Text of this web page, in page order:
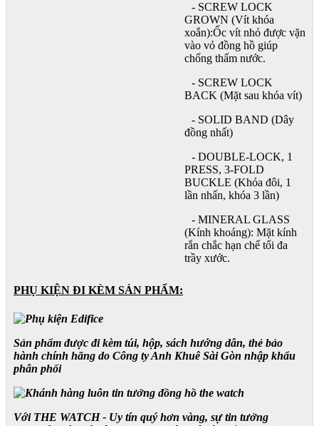
- SCREW LOCK
GROWN (Vít khóa
xoắn):Ốc vít nhỏ được vặn
vào vỏ đồng hồ giúp
chống thấm nước.
- SCREW LOCK
BACK (Mặt sau khóa vít)
- SOLID BAND (Dây
đồng nhất)
- DOUBLE-LOCK, 1
PRESS, 3-FOLD
BUCKLE (Khóa đôi, 1
lần nhấn, khóa 3 lần)
- MINERAL GLASS
(Kính khoáng): Mặt kính
rắn chắc hạn chế tối đa
trầy xước.
PHỤ KIỆN ĐI KÈM SẢN PHẨM:
Sản phẩm được đi kèm túi, hộp, sách hướng dẫn, thẻ bảo
hành chính hãng do Công ty Anh Khuê Sài Gòn nhập khẩu
phân phối
Với THE WATCH - Uy tín quý hơn vàng, sự tin tưởng